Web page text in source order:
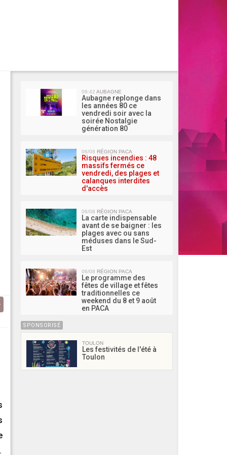
09:42 AUBAGNE
Aubagne replonge dans
les années 80 ce
vendredi soir avec la
soirée Nostalgie
génération 80
06/08 RÉGION PACA
Risques incendies : 48
massifs fermés ce
vendredi, des plages et
calanques interdites
d'accès
06/08 RÉGION PACA
La carte indispensable
avant de se baigner : les
plages avec ou sans
méduses dans le Sud-
Est
06/08 RÉGION PACA
Le programme des
fêtes de village et fêtes
traditionnelles ce
weekend du 8 et 9 août
en PACA
SPONSORISÉ
TOULON
Les festivités de l'été à
Toulon